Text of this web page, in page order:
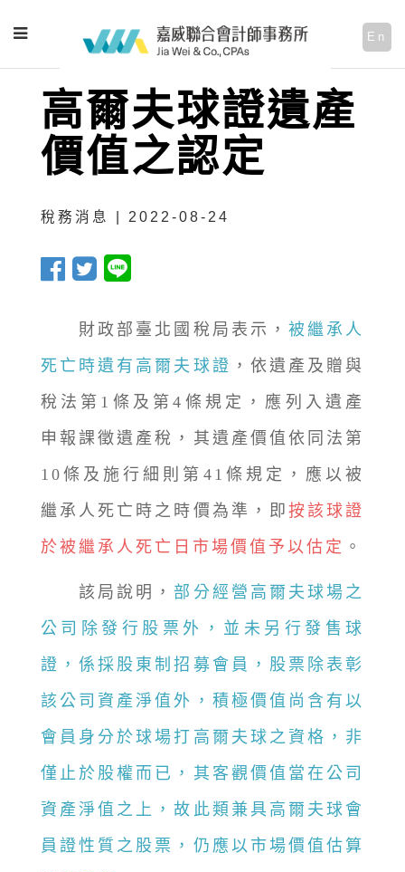
En
高爾夫球證遺產
價值之認定
稅務消息 | 2022-08-24
財政部臺北國稅局表示， 被繼承人
死亡時遺有高爾夫球證 ，依遺產及贈與
稅法第1條及第4條規定，應列入遺產
申報課徵遺產稅，其遺產價值依同法第
10條及施行細則第41條規定，應以被
繼承人死亡時之時價為準，即 按該球證
於被繼承人死亡日市場價值予以估定 。
該局說明， 部分經營高爾夫球場之
公司除發行股票外，並未另行發售球
證，係採股東制招募會員，股票除表彰
該公司資產淨值外，積極價值尚含有以
會員身分於球場打高爾夫球之資格，非
僅止於股權而已，其客觀價值當在公司
資產淨值之上，故此類兼具高爾夫球會
員證性質之股票，仍應以市場價值估算